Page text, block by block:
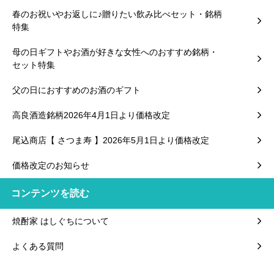
春のお祝いやお返しに♪贈りたい飲み比べセット・銘柄
特集
母の日ギフトやお酒が好きな女性へのおすすめ銘柄・
セット特集
父の日におすすめのお酒のギフト
高良酒造銘柄2026年4月1日より価格改定
尾込商店【 さつま寿 】2026年5月1日より価格改定
価格改定のお知らせ
コンテンツを読む
焼酎家 はしぐちについて
よくある質問